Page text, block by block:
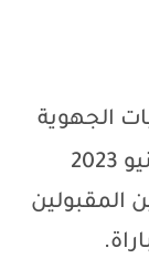
الجهوية
يوم السبت 24 يونيو 2023
المقبولين